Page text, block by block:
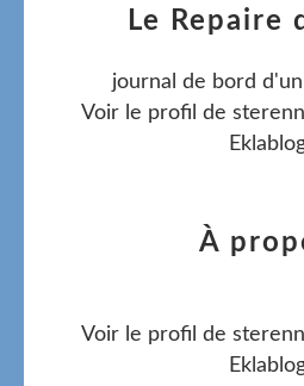
Le Repaire
journal de bord
Voir le profil de
À
Voir le profil de